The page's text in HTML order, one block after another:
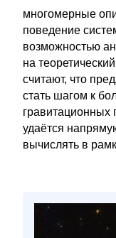
многомерные
поведение
возможностью
на
считают, что
стать шагом к
гравитационных
удаётся
вычислять в